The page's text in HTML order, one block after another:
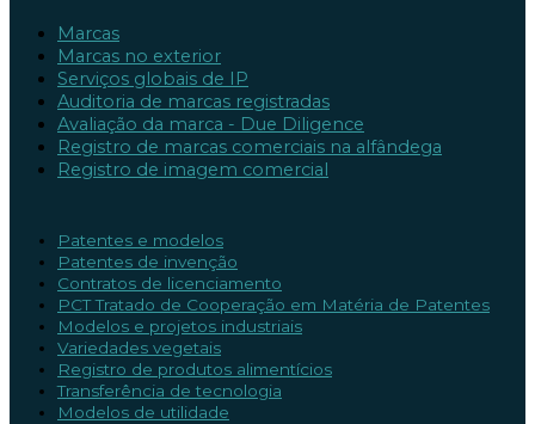
Marcas
Marcas no exterior
Serviços globais de IP
Auditoria de marcas registradas
Avaliação da marca - Due Diligence
Registro de marcas comerciais na alfândega
Registro de imagem comercial
Patentes e modelos
Patentes de invenção
Contratos de licenciamento
PCT Tratado de Cooperação em Matéria de Patentes
Modelos e projetos industriais
Variedades vegetais
Registro de produtos alimentícios
Transferência de tecnologia
Modelos de utilidade